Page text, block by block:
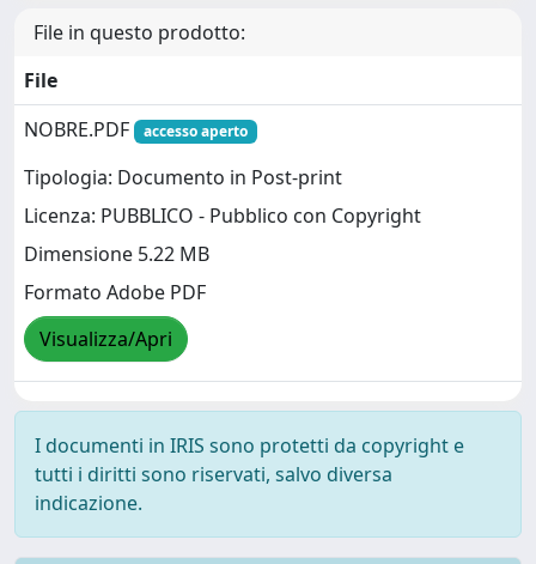
File in questo prodotto:
File
NOBRE.PDF
accesso aperto
Tipologia: Documento in Post-print
Licenza: PUBBLICO - Pubblico con Copyright
Dimensione 5.22 MB
Formato Adobe PDF
Visualizza/Apri
I documenti in IRIS sono protetti da copyright e
tutti i diritti sono riservati, salvo diversa
indicazione.